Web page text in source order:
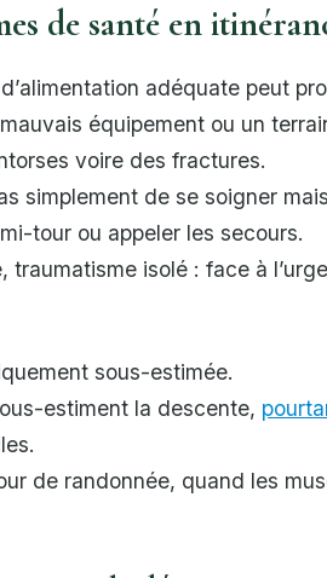
de santé en
adéquate peut
équipement ou un
voire des fractures.
simplement de se soigner
tour ou appeler les secours.
traumatisme isolé : face à
sous-estimée.
estiment la descente,
de randonnée, quand les